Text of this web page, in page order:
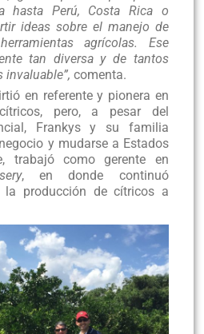
hasta Perú, Costa Rica o
ideas sobre el manejo de
agrícolas. Ese
tan diversa y de tantos
invaluable”, comenta.
en referente y pionera en
pero, a pesar del
Frankys y su familia
y mudarse a Estados
trabajó como gerente en
, en donde continuó
la producción de cítricos a